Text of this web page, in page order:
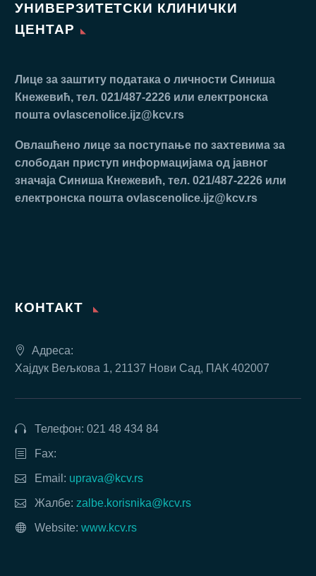
УНИВЕРЗИТЕТСКИ КЛИНИЧКИ
ЦЕНТАР
Лице за заштиту података о личности Синиша
Кнежевић, тел. 021/487-2226 или електронска
пошта ovlascenolice.ijz@kcv.rs
Oвлaшћeнo лицe зa пoступaњe пo зaхтeвимa зa
слободан приступ инфoрмaциjaмa oд jaвнoг
знaчaja Синиша Кнежевић, тел. 021/487-2226 или
електронска пошта ovlascenolice.ijz@kcv.rs
КОНТАКТ
Адреса:
Хајдук Вељкова 1, 21137 Нови Сад, ПАК 402007
Телефон: 021 48 434 84
Fax:
Email: uprava@kcv.rs
Жалбе: zalbe.korisnika@kcv.rs
Website: www.kcv.rs